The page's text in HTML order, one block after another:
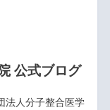
公式ブログ
法人分子整合医学